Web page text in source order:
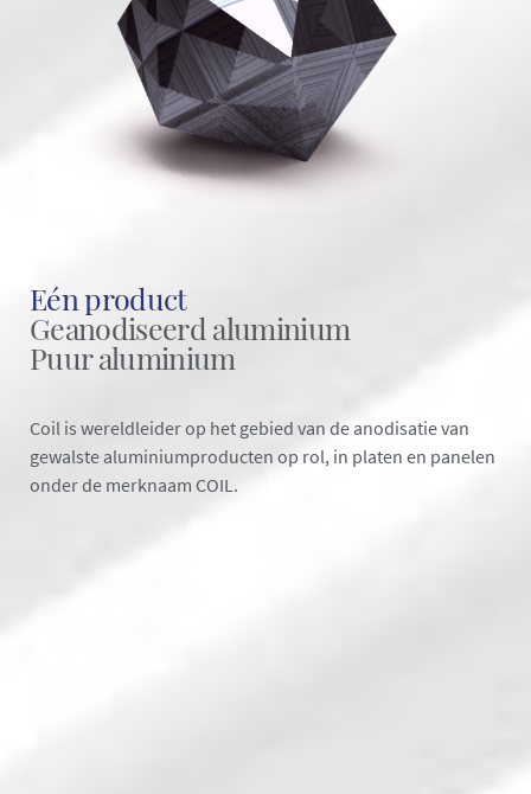
Eén product
Geanodiseerd aluminium
Puur aluminium
Coil is wereldleider op het gebied van de anodisatie van
gewalste aluminiumproducten op rol, in platen en panelen
onder de merknaam COIL.